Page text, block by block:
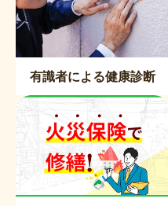
有識者による健康診断